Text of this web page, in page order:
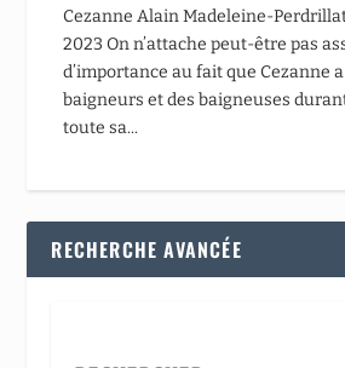
Cezanne Alain Madeleine-
2023 On n’attache peut-être pas
d’importance au fait que Cezanne
baigneurs et des baigneuses
toute sa...
RECHERCHE AVANCÉE